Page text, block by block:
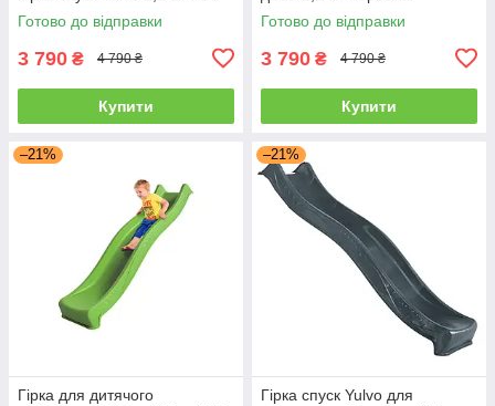
Готово до відправки
3 790 ₴ 4 790 ₴
Купити
Готово до відправки
3 790 ₴ 4 790 ₴
Купити
–21%
Гірка для дитячого
–21%
Гірка спуск Yulvo для